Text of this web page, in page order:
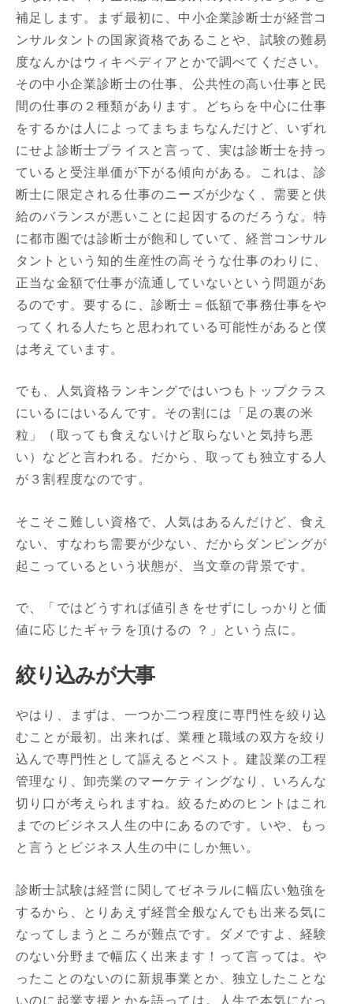
補足します。まず最初に、中小企業診断士が経営コ
ンサルタントの国家資格であることや、試験の難易
度なんかはウィキペディアとかで調べてください。
その中小企業診断士の仕事、公共性の高い仕事と民
間の仕事の２種類があります。どちらを中心に仕事
をするかは人によってまちまちなんだけど、いずれ
にせよ診断士プライスと言って、実は診断士を持っ
ていると受注単価が下がる傾向がある。これは、診
断士に限定される仕事のニーズが少なく、需要と供
給のバランスが悪いことに起因するのだろうな。特
に都市圏では診断士が飽和していて、経営コンサル
タントという知的生産性の高そうな仕事のわりに、
正当な金額で仕事が流通していないという問題があ
るのです。要するに、診断士＝低額で事務仕事をや
ってくれる人たちと思われている可能性があると僕
は考えています。
でも、人気資格ランキングではいつもトップクラス
にいるにはいるんです。その割には「足の裏の米
粒」（取っても食えないけど取らないと気持ち悪
い）などと言われる。だから、取っても独立する人
が３割程度なのです。
そこそこ難しい資格で、人気はあるんだけど、食え
ない、すなわち需要が少ない、だからダンピングが
起こっているという状態が、当文章の背景です。
で、「ではどうすれば値引きをせずにしっかりと価
値に応じたギャラを頂けるの ？」という点に。
絞り込みが大事
やはり、まずは、一つか二つ程度に専門性を絞り込
むことが最初。出来れば、業種と職域の双方を絞り
込んで専門性として謳えるとベスト。建設業の工程
管理なり、卸売業のマーケティングなり、いろんな
切り口が考えられますね。絞るためのヒントはこれ
までのビジネス人生の中にあるのです。いや、もっ
と言うとビジネス人生の中にしか無い。
診断士試験は経営に関してゼネラルに幅広い勉強を
するから、とりあえず経営全般なんでも出来る気に
なってしまうところが難点です。ダメですよ、経験
のない分野まで幅広く出来ます！って言っては。や
ったことのないのに新規事業とか、独立したことな
いのに起業支援とかを語っては。人生で本気になっ